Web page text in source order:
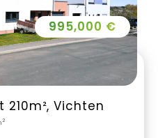
Vichten
2
995,000 €